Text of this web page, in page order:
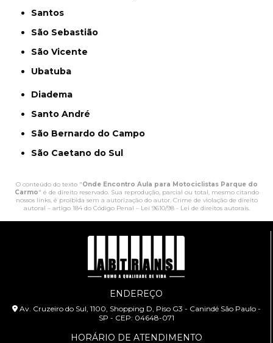
Santos
São Sebastião
São Vicente
Ubatuba
Diadema
Santo André
São Bernardo do Campo
São Caetano do Sul
O conteúdo do texto "Onde Encontro Aula para Motociclistas Parque do
Carmo" é de direito reservado. Sua reprodução, parcial ou total, mesmo citando
nossos links, é proibida sem a autorização do autor. Crime de violação de direito
autoral – artigo 184 do Código Penal – Lei 9610/98 - Lei de direitos autorais.
ENDEREÇO
Av. Cruzeiro do Sul, 1100, Shopping D, Piso G3 - Canindé São Paulo -
SP - CEP: 04648-071
HORÁRIO DE ATENDIMENTO